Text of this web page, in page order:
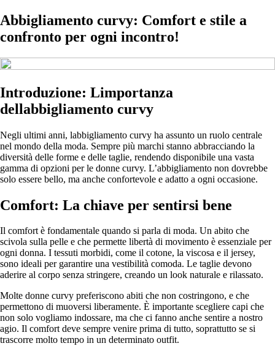
Abbigliamento curvy: Comfort e stile a
confronto per ogni incontro!
Introduzione: Limportanza
dellabbigliamento curvy
Negli ultimi anni, labbigliamento curvy ha assunto un ruolo centrale
nel mondo della moda. Sempre più marchi stanno abbracciando la
diversità delle forme e delle taglie, rendendo disponibile una vasta
gamma di opzioni per le donne curvy. L’abbigliamento non dovrebbe
solo essere bello, ma anche confortevole e adatto a ogni occasione.
Comfort: La chiave per sentirsi bene
Il comfort è fondamentale quando si parla di moda. Un abito che
scivola sulla pelle e che permette libertà di movimento è essenziale per
ogni donna. I tessuti morbidi, come il cotone, la viscosa e il jersey,
sono ideali per garantire una vestibilità comoda. Le taglie devono
aderire al corpo senza stringere, creando un look naturale e rilassato.
Molte donne curvy preferiscono abiti che non costringono, e che
permettono di muoversi liberamente. È importante scegliere capi che
non solo vogliamo indossare, ma che ci fanno anche sentire a nostro
agio. Il comfort deve sempre venire prima di tutto, soprattutto se si
trascorre molto tempo in un determinato outfit.